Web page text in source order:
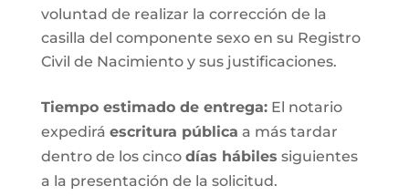
voluntad de realizar la corrección de la
casilla del componente sexo en su Registro
Civil de Nacimiento y sus justificaciones.
Tiempo estimado de entrega:El notario
expedirá escritura pública a más tardar
dentro de los cinco días hábiles siguientes
a la presentación de la solicitud.